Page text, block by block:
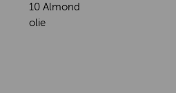
10 Almond
olie